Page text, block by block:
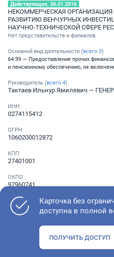
Действующее, 26.01.2016
НЕКОММЕРЧЕСКАЯ
РАЗВИТИЮ ВЕНЧУРНЫХ
НАУЧНО-ТЕХНИЧЕСКОЙ СФЕРЕ
Нет представительств и филиалов
Основной вид деятельности (всего 3)
64.99 — Предоставление прочих
и пенсионному обеспечению, не
Руководитель (всего 4)
Тактаев Ильнур Ямилевич —
ИНН
0274115412
ОГРН
1060200012872
КПП
27401001
ОКПО
97960741
Телефон
Не указан
Как оценить состояние
Карточка без
доступна в полной
ПОЛУЧИТЬ ДОСТУП